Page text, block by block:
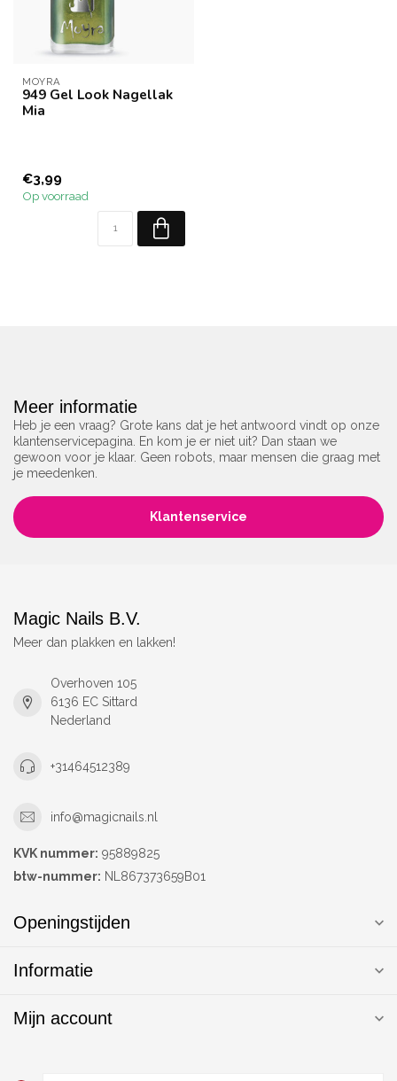
MOYRA
949 Gel Look Nagellak
Mia
€3,99
Op voorraad
Meer informatie
Heb je een vraag? Grote kans dat je het antwoord vindt op onze
klantenservicepagina. En kom je er niet uit? Dan staan we
gewoon voor je klaar. Geen robots, maar mensen die graag met
je meedenken.
Klantenservice
Magic Nails B.V.
Meer dan plakken en lakken!
Overhoven 105
6136 EC Sittard
Nederland
+31464512389
info@magicnails.nl
KVK nummer: 95889825
btw-nummer: NL867373659B01
Openingstijden
Informatie
Mijn account